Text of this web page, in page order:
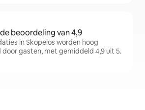
beoordeling van 4,9
in Skopelos worden hoog
door gasten, met gemiddeld 4,9 uit 5.